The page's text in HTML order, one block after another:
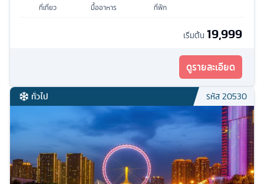
ที่เที่ยว มื้ออาหาร ที่พัก
เริ่มต้น 19,999
ดูรายละเอียด
ทั่วไป รหัส20530